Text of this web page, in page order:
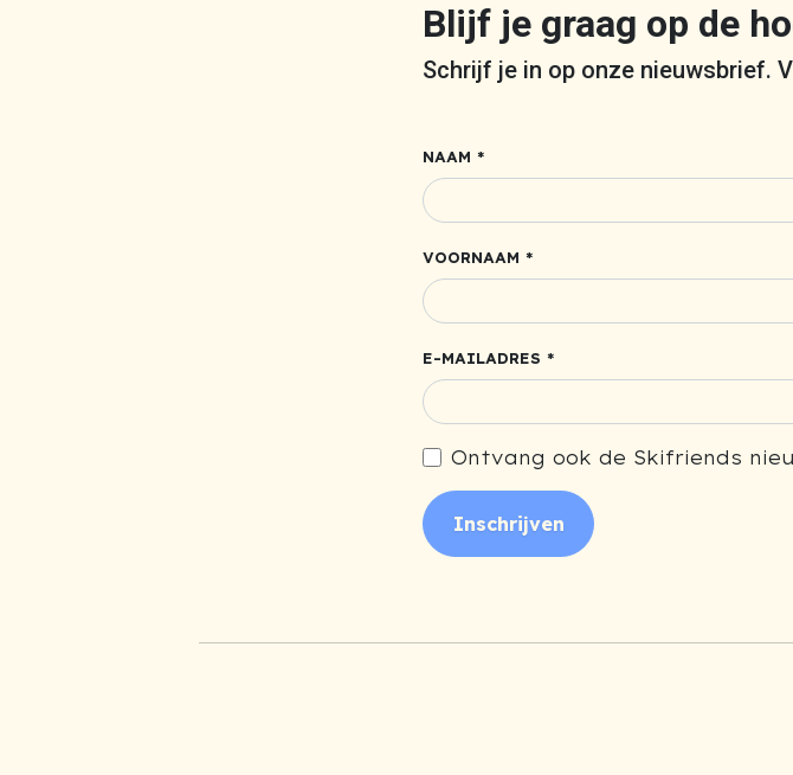
Blijf je graag op de
Schrijf je in op onze nieuwsbrief.
NAAM *
VOORNAAM *
E-MAILADRES *
Ontvang ook de Skifriends
Inschrijven